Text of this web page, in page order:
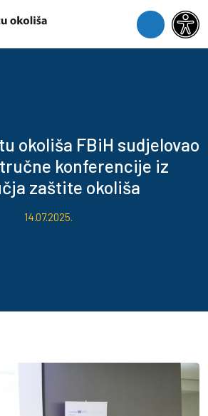
Menu
okoliša FBiH sudjelovao
konferencije iz
zaštite okoliša
14.07.2025.